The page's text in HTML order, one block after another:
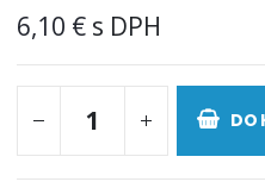
6,10 €
DO